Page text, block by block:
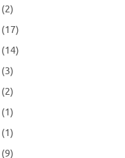
(2)
(17)
(14)
(3)
(2)
(1)
(1)
(9)